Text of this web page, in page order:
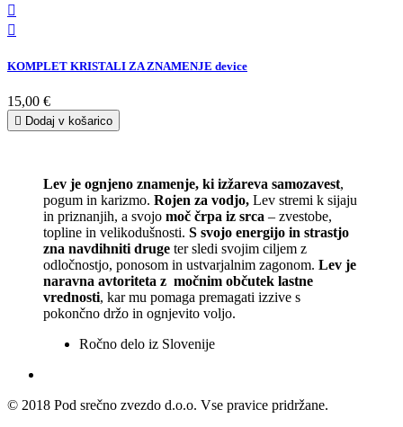


KOMPLET KRISTALI ZA ZNAMENJE device
15,00 €
 Dodaj v košarico
Lev je ognjeno znamenje, ki izžareva samozavest,
pogum in karizmo. Rojen za vodjo, Lev stremi k sijaju
in priznanjih, a svojo moč črpa iz srca – zvestobe,
topline in velikodušnosti. S svojo energijo in strastjo
zna navdihniti druge ter sledi svojim ciljem z
odločnostjo, ponosom in ustvarjalnim zagonom. Lev je
naravna avtoriteta z močnim občutek lastne
vrednosti, kar mu pomaga premagati izzive s
pokončno držo in ognjevito voljo.
Ročno delo iz Slovenije
© 2018 Pod srečno zvezdo d.o.o. Vse pravice pridržane.